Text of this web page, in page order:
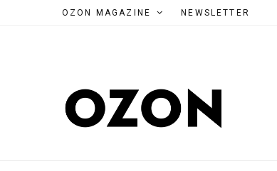
OZON MAGAZINE NEWSLETTER